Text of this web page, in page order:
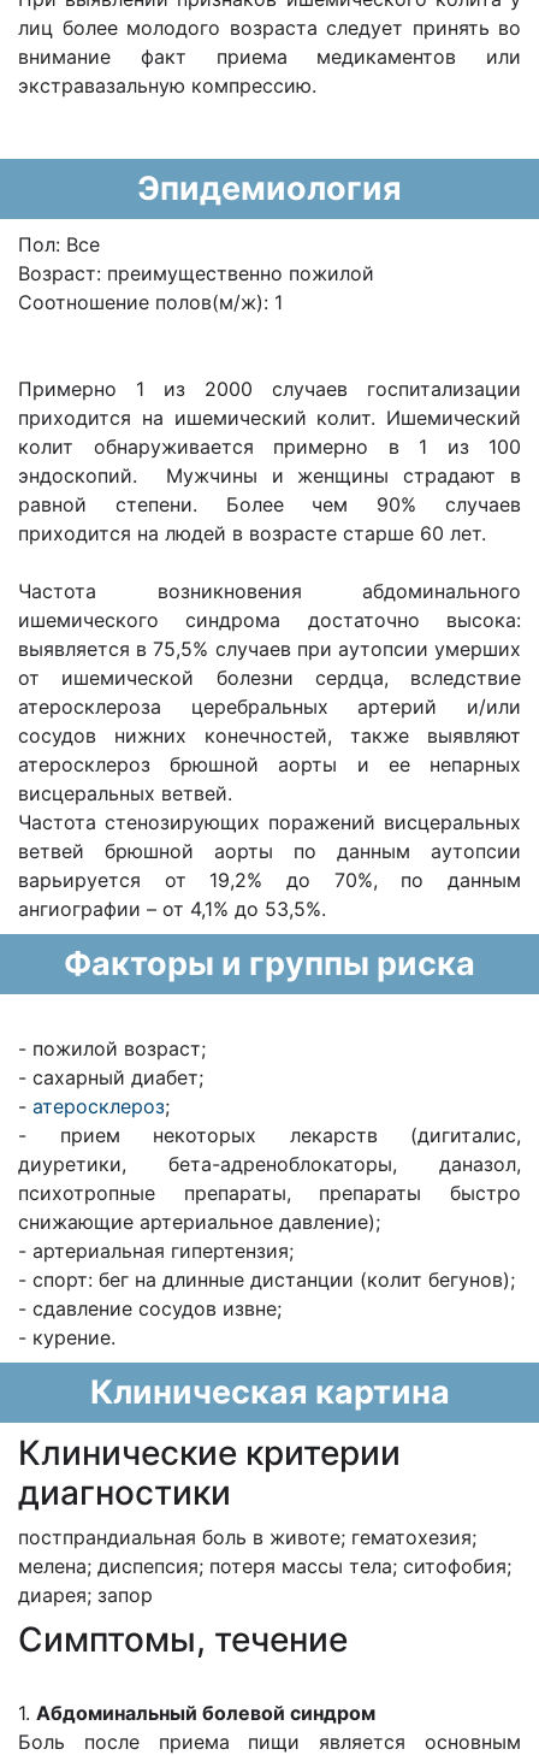
лиц более молодого возраста следует принять во
внимание факт приема медикаментов или
экстравазальную компрессию.
Эпидемиология
Пол: Все
Возраст: преимущественно пожилой
Соотношение полов(м/ж): 1
Примерно 1 из 2000 случаев госпитализации
приходится на ишемический колит. Ишемический
колит обнаруживается примерно в 1 из 100
эндоскопий. Мужчины и женщины страдают в
равной степени. Более чем 90% случаев
приходится на людей в возрасте старше 60 лет.
Частота возникновения абдоминального
ишемического синдрома достаточно высока:
выявляется в 75,5% случаев при аутопсии умерших
от ишемической болезни сердца, вследствие
атеросклероза церебральных артерий и/или
сосудов нижних конечностей, также выявляют
атеросклероз брюшной аорты и ее непарных
висцеральных ветвей.
Частота стенозирующих поражений висцеральных
ветвей брюшной аорты по данным аутопсии
варьируется от 19,2% до 70%, по данным
ангиографии – от 4,1% до 53,5%.
Факторы и группы риска
- пожилой возраст;
- сахарный диабет;
- атеросклероз;
- прием некоторых лекарств (дигиталис,
диуретики, бета-адреноблокаторы, даназол,
психотропные препараты, препараты быстро
снижающие артериальное давление);
- артериальная гипертензия;
- спорт: бег на длинные дистанции (колит бегунов);
- сдавление сосудов извне;
- курение.
Клиническая картина
Клинические критерии
диагностики
постпрандиальная боль в животе; гематохезия;
мелена; диспепсия; потеря массы тела; ситофобия;
диарея; запор
Cимптомы, течение
1. Абдоминальный болевой синдром
Боль после приема пищи является основным